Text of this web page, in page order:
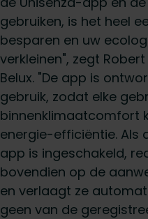
gebruiken, is het heel
besparen en uw
verkleinen", zegt
Belux. "De app is
gebruik, zodat elke
binnenklimaatcomfort
energie-efficiëntie. Als
app is ingeschakeld,
bovendien op de
en verlaagt ze
geen van de